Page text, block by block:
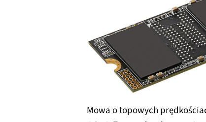
Mowa o topowych